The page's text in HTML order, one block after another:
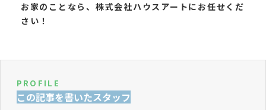
お家のことなら、株式会社ハウスアートにお任せくだ
さい！
PROFILE
この記事を書いたスタッフ